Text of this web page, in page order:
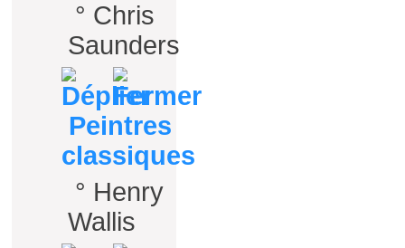
° Chris
Saunders
Peintres
classiques
° Henry
Wallis